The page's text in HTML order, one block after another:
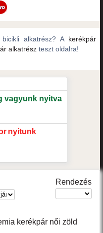
alkatrész? A kerékpár
alkatrész teszt oldalra!
vagyunk nyitva
nyitunk
Rendezés
kerékpár női zöld